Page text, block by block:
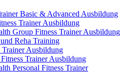
Basic & Advanced Ausbildung
Trainer Ausbildung
Group Fitness Trainer Ausbildung
Reha Training
Trainer Ausbildung
Trainer Ausbildung
Personal Fitness Trainer